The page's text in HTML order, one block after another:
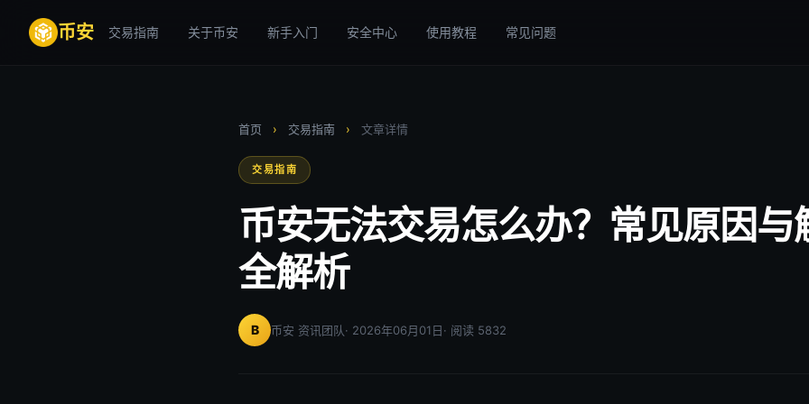
币安 交易指南 关于币安 新手入门 安全中心 使用教程 常见问题
首页 › 交易指南 › 文章详情
交易指南
币安无法交易怎么办？常见原因与
全解析
B 币安 资讯团队· 2026年06月01日· 阅读 5832